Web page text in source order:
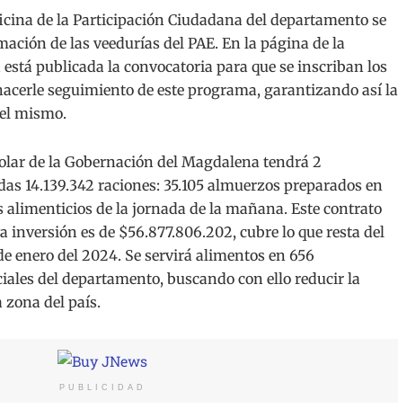
de la Participación Ciudadana del departamento se
de las veedurías del PAE. En la página de la
publicada la convocatoria para que se inscriban los
seguimiento de este programa, garantizando así la
mismo.
de la Gobernación del Magdalena tendrá 2
14.139.342 raciones: 35.105 almuerzos preparados en
de la jornada de la mañana. Este contrato
inversión es de $56.877.806.202, cubre lo que resta del
enero del 2024. Se servirá alimentos en 656
del departamento, buscando con ello reducir la
del país.
PUBLICIDAD